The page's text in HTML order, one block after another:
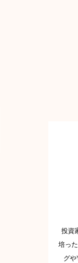
投資
培っ
グ